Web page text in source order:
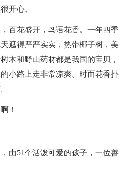
开心。
百花盛开，鸟语花香。一年四季
遮得严严实实，热带椰子树，美
木和野山药材都是我国的宝贝，
小路上走非常凉爽。时而花香扑
！
由51个活泼可爱的孩子，一位善